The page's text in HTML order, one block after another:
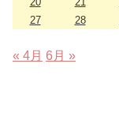
27
28
« 4月 6月 »